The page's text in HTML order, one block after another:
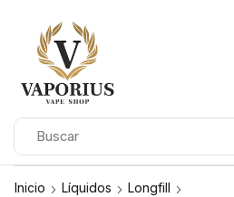
Inicio Líquidos
Longfill